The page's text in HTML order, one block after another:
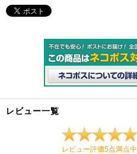
レビュー一覧
レビュー評価5点満点中